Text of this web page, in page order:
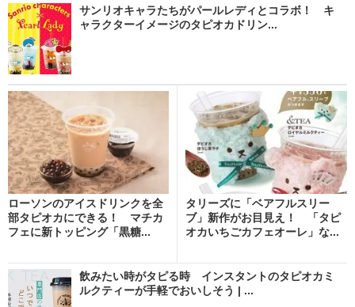
サンリオキャラたちがパールレディとコラボ！ キ
ャラクターイメージのタピオカドリン...
ローソンのアイスドリンクを全
部タピオカにできる！ マチカ
フェに新トッピング「黒糖...
タリーズに「ベアフルスリー
ブ」新作がお目見え！ 「タピ
オカいちごカフェオーレ」な...
飲みたい時がタピる時 インスタントのタピオカミ
ルクティーが手軽でおいしそう | ...